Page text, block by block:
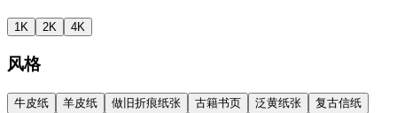
1K 2K 4K
风格
牛皮纸 羊皮纸 做旧折痕纸张 古籍书页 泛黄纸张
复古信纸